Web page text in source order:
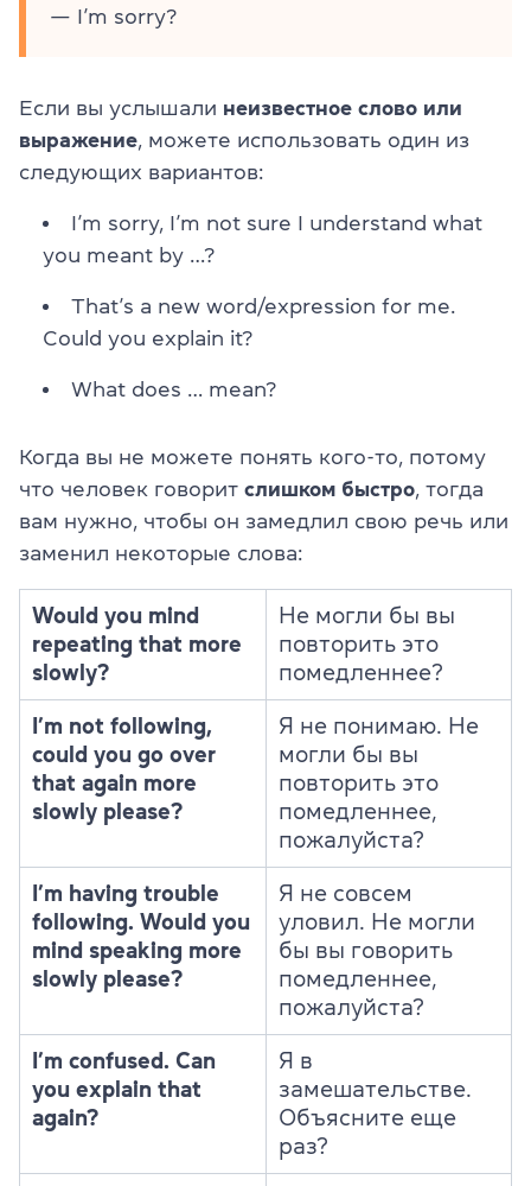
— I’m sorry?
Если вы услышали неизвестное слово или
выражение , можете использовать один из
следующих вариантов:
I’m sorry, I’m not sure I understand what
you meant by …?
That’s a new word/expression for me.
Could you explain it?
What does … mean?
Когда вы не можете понять кого-то, потому
что человек говорит слишком быстро , тогда
вам нужно, чтобы он замедлил свою речь или
заменил некоторые слова:
Would you mind
repeating that more
slowly?
Не могли бы вы
повторить это
помедленнее?
I’m not following,
could you go over
that again more
slowly please?
Я не понимаю. Не
могли бы вы
повторить это
помедленнее,
пожалуйста?
I’m having trouble
following. Would you
mind speaking more
slowly please?
Я не совсем
уловил. Не могли
бы вы говорить
помедленнее,
пожалуйста?
I’m confused. Can
you explain that
again?
Я в
замешательстве.
Объясните еще
раз?